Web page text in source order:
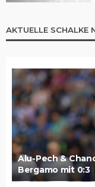
AKTUELLE SCHALKE
Alu-Pech &
Bergamo mit 0:3